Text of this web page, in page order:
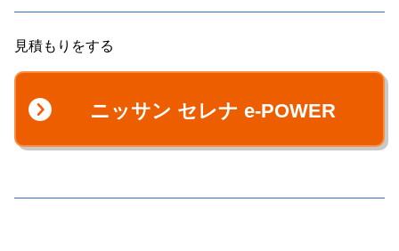
見積もりをする
ニッサン セレナ e-POWER